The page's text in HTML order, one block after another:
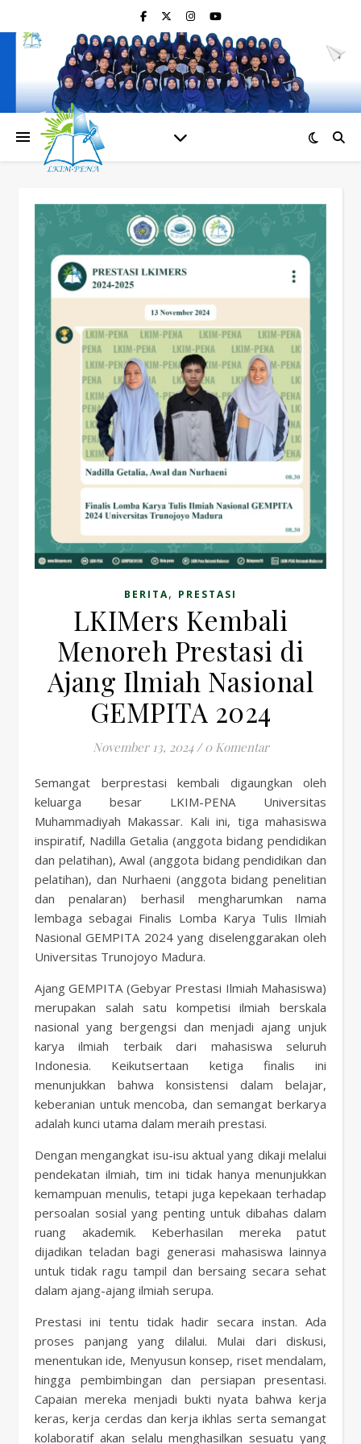
BERITA, PRESTASI
LKIMers Kembali
Menoreh Prestasi di
Ajang Ilmiah Nasional
GEMPITA 2024
November 13, 2024 / 0 Komentar
Semangat berprestasi kembali digaungkan oleh
keluarga besar LKIM-PENA Universitas
Muhammadiyah Makassar. Kali ini, tiga mahasiswa
inspiratif, Nadilla Getalia (anggota bidang pendidikan
dan pelatihan), Awal (anggota bidang pendidikan dan
pelatihan), dan Nurhaeni (anggota bidang penelitian
dan penalaran) berhasil mengharumkan nama
lembaga sebagai Finalis Lomba Karya Tulis Ilmiah
Nasional GEMPITA 2024 yang diselenggarakan oleh
Universitas Trunojoyo Madura.
Ajang GEMPITA (Gebyar Prestasi Ilmiah Mahasiswa)
merupakan salah satu kompetisi ilmiah berskala
nasional yang bergengsi dan menjadi ajang unjuk
karya ilmiah terbaik dari mahasiswa seluruh
Indonesia. Keikutsertaan ketiga finalis ini
menunjukkan bahwa konsistensi dalam belajar,
keberanian untuk mencoba, dan semangat berkarya
adalah kunci utama dalam meraih prestasi.
Dengan mengangkat isu-isu aktual yang dikaji melalui
pendekatan ilmiah, tim ini tidak hanya menunjukkan
kemampuan menulis, tetapi juga kepekaan terhadap
persoalan sosial yang penting untuk dibahas dalam
ruang akademik. Keberhasilan mereka patut
dijadikan teladan bagi generasi mahasiswa lainnya
untuk tidak ragu tampil dan bersaing secara sehat
dalam ajang-ajang ilmiah serupa.
Prestasi ini tentu tidak hadir secara instan. Ada
proses panjang yang dilalui. Mulai dari diskusi,
menentukan ide, Menyusun konsep, riset mendalam,
hingga pembimbingan dan persiapan presentasi.
Capaian mereka menjadi bukti nyata bahwa kerja
keras, kerja cerdas dan kerja ikhlas serta semangat
kolaboratif akan selalu menghasilkan sesuatu yang